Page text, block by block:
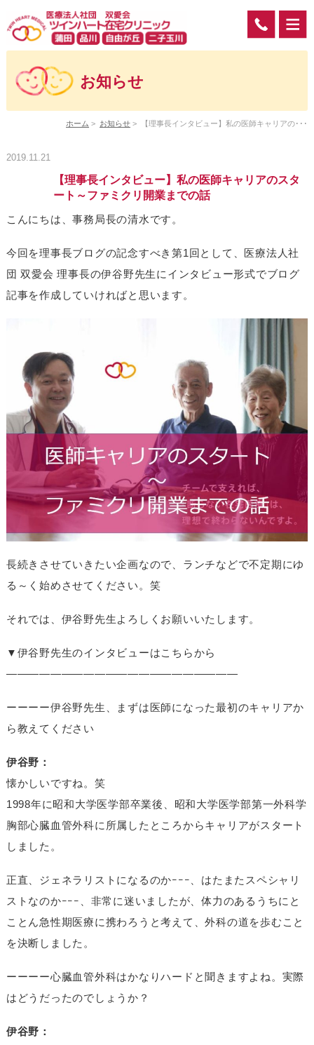
お知らせ
ホーム > お知らせ > 【理事長インタビュー】私の医師キャリアの･･･
2019.11.21
【理事長インタビュー】私の医師キャリアのスタ
ート～ファミクリ開業までの話
こんにちは、事務局長の清水です。
今回を理事長ブログの記念すべき第1回として、医療法人社
団 双愛会 理事長の伊谷野先生にインタビュー形式でブログ
記事を作成していければと思います。
長続きさせていきたい企画なので、ランチなどで不定期にゆ
る～く始めさせてください。笑
それでは、伊谷野先生よろしくお願いいたします。
▼伊谷野先生のインタビューはこちらから
—————————————————————
ーーーー伊谷野先生、まずは医師になった最初のキャリアか
ら教えてください
伊谷野：
懐かしいですね。笑
1998年に昭和大学医学部卒業後、昭和大学医学部第一外科学
胸部心臓血管外科に所属したところからキャリアがスタート
しました。
正直、ジェネラリストになるのかｰｰｰ、はたまたスペシャリ
ストなのかｰｰｰ、非常に迷いましたが、体力のあるうちにと
ことん急性期医療に携わろうと考えて、外科の道を歩むこと
を決断しました。
ーーーー心臓血管外科はかなりハードと聞きますよね。実際
はどうだったのでしょうか？
伊谷野：